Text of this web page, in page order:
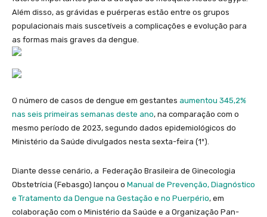
Além disso, as grávidas e puérperas estão entre os grupos
populacionais mais suscetíveis a complicações e evolução para
as formas mais graves da dengue.
O número de casos de dengue em gestantes aumentou 345,2%
nas seis primeiras semanas deste ano, na comparação com o
mesmo período de 2023, segundo dados epidemiológicos do
Ministério da Saúde divulgados nesta sexta-feira (1º).
Diante desse cenário, a Federação Brasileira de Ginecologia
Obstetrícia (Febasgo) lançou o Manual de Prevenção, Diagnóstico
e Tratamento da Dengue na Gestação e no Puerpério, em
colaboração com o Ministério da Saúde e a Organização Pan-